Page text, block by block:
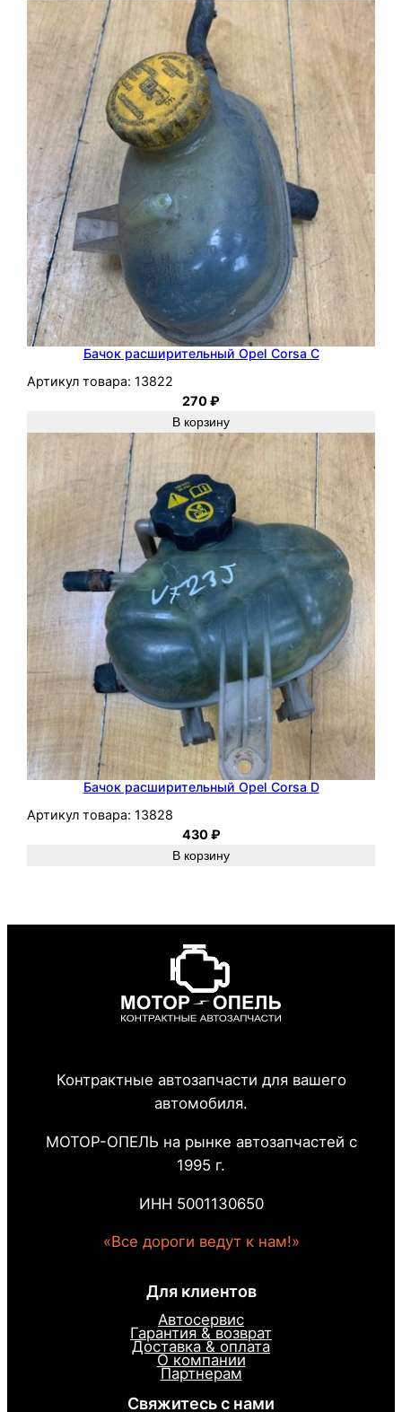
Бачок расширительный Opel Corsa C
Артикул товара: 13822
270₽
В корзину
Бачок расширительный Opel Corsa D
Артикул товара: 13828
430₽
В корзину
Контрактные автозапчасти для вашего
автомобиля.
МОТОР-ОПЕЛЬ на рынке автозапчастей с
1995 г.
ИНН 5001130650
«Все дороги ведут к нам!»
Для клиентов
Автосервис
Гарантия & возврат
Доставка & оплата
О компании
Партнерам
Свяжитесь с нами